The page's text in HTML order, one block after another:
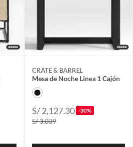
CRATE & BARREL
Mesa de Noche Linea 1 Cajón
S/ 2,127.30 -30%
S/ 3,039